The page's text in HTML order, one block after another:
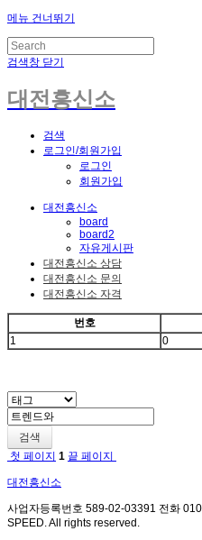
메뉴 건너뛰기
검색창 닫기
대전흥신소
검색
로그인/회원가입
로그인
회원가입
대전흥신소
board
board2
자유게시판
대전흥신소 상담
대전흥신소 문의
대전흥신소 자격
번호
1
0
검색
첫 페이지 1 끝 페이지
대전흥신소
사업자등록번호 589-02-03391 전화
SPEED. All rights reserved.